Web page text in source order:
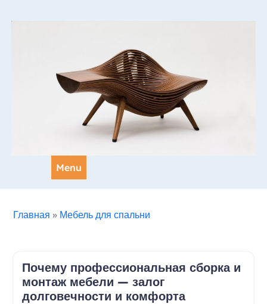
Menu
Главная » Мебель для спальни
Почему профессиональная сборка и
монтаж мебели — залог
долговечности и комфорта